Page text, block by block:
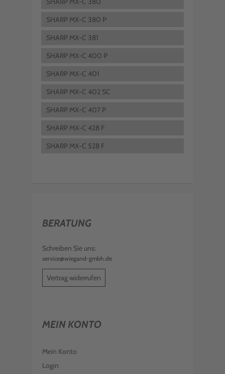
SHARP MX-C 380 P
SHARP MX-C 381
SHARP MX-C 400 P
SHARP MX-C 401
SHARP MX-C 402 SC
SHARP MX-C 407 P
SHARP MX-C 428 F
SHARP MX-C 528 F
BERATUNG
Schreiben Sie uns:
service@wiegand-gmbh.de
Vertrag widerrufen
MEIN KONTO
Mein Konto
Login